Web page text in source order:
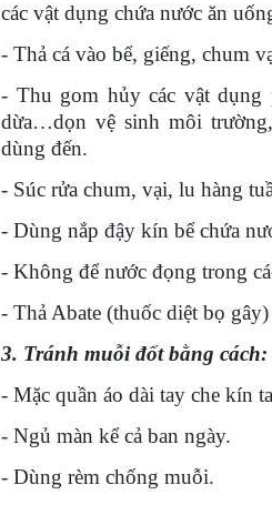
các vật dụng chứa nước ăn
- Thả cá vào bể, giếng, chum
- Thu gom hủy các vật dụng
dừa…dọn vệ sinh môi
dùng đến.
- Súc rửa chum, vại, lu hàng
- Dùng nắp đậy kín bể chứa
- Không để nước đọng trong
- Thả Abate (thuốc diệt bọ
3. Tránh muỗi đốt bằng cách:
- Mặc quần áo dài tay che kín
- Ngủ màn kể cả ban ngày.
- Dùng rèm chống muỗi.